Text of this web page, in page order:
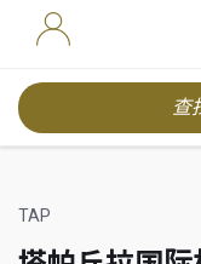
查
TAP